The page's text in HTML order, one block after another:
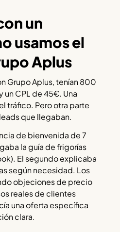
un
usamos el
Aplus
Grupo Aplus, tenían 800
un CPL de 45€. Una
tráfico. Pero otra parte
que llegaban.
de bienvenida de 7
la guía de frigorías
El segundo explicaba
según necesidad. Los
objeciones de precio
reales de clientes
una oferta específica
clara.